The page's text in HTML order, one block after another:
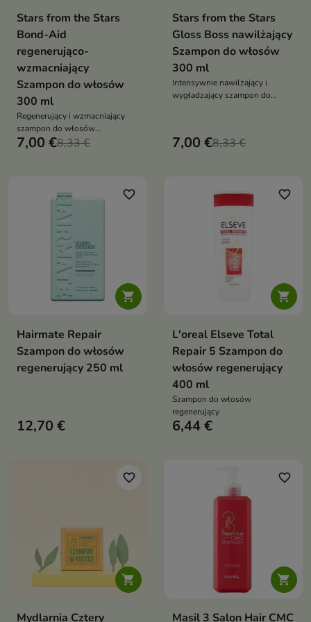
Stars from the Stars
Bond-Aid
regenerująco-
wzmacniający
Szampon do włosów
300 ml
Regenerujący i wzmacniający
szampon do włosów
zniszczonych, który
7,00 €8,33 €
Stars from the Stars
Gloss Boss nawilżający
Szampon do włosów
300 ml
Intensywnie nawilżający i
wygładzający szampon do
7,00 €8,33 €

favorite_border
Hairmate Repair
Szampon do włosów
regenerujący 250 ml
12,70 €

favorite_border
L'oreal Elseve Total
Repair 5 Szampon do
włosów regenerujący
400 ml
Szampon do włosów
regenerujący
6,44 €

favorite_border
Mydlarnia Cztery

favorite_border
Masil 3 Salon Hair CMC